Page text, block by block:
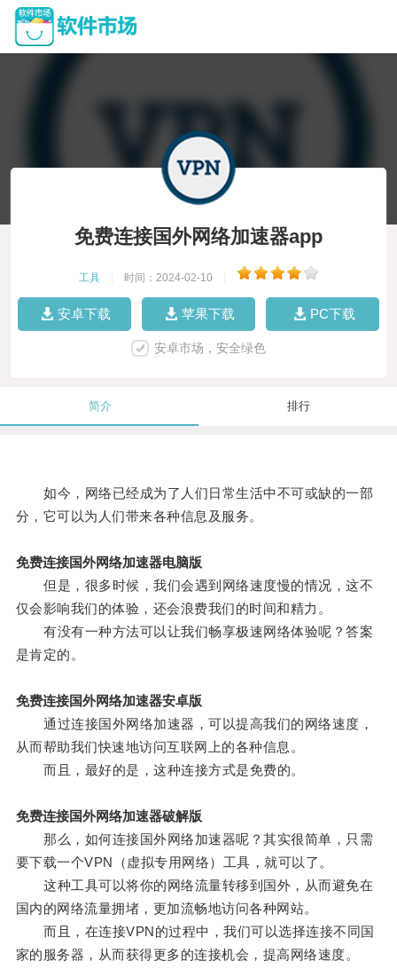
免费连接国外网络加速器app
工具 时间：2024-02-10
安卓下载 苹果下载 PC下载
安卓市场，安全绿色
简介 排行
如今，网络已经成为了人们日常生活中不可或缺的一部
分，它可以为人们带来各种信息及服务。
免费连接国外网络加速器电脑版
但是，很多时候，我们会遇到网络速度慢的情况，这不
仅会影响我们的体验，还会浪费我们的时间和精力。
有没有一种方法可以让我们畅享极速网络体验呢？答案
是肯定的。
免费连接国外网络加速器安卓版
通过连接国外网络加速器，可以提高我们的网络速度，
从而帮助我们快速地访问互联网上的各种信息。
而且，最好的是，这种连接方式是免费的。
免费连接国外网络加速器破解版
那么，如何连接国外网络加速器呢？其实很简单，只需
要下载一个VPN（虚拟专用网络）工具，就可以了。
这种工具可以将你的网络流量转移到国外，从而避免在
国内的网络流量拥堵，更加流畅地访问各种网站。
而且，在连接VPN的过程中，我们可以选择连接不同国
家的服务器，从而获得更多的连接机会，提高网络速度。